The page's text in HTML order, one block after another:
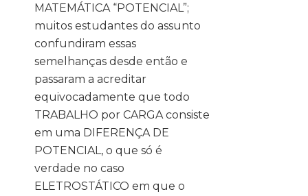
MATEMÁTICA “POTENCIAL”;
muitos estudantes do assunto
confundiram essas
semelhanças desde então e
passaram a acreditar
equivocadamente que todo
TRABALHO por CARGA consiste
em uma DIFERENÇA DE
POTENCIAL, o que só é
verdade no caso
ELETROSTÁTICO em que o